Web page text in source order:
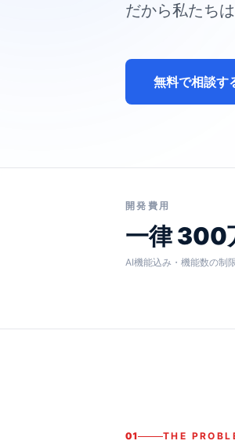
だから私たち
無料で相談す
開発費用
一律 300
AI機能込み・機能数の制
01 THE